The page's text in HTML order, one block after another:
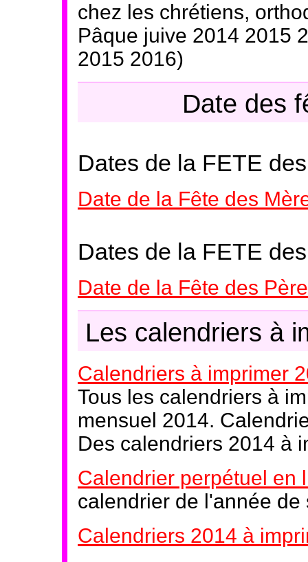
chez les chrétiens,
Pâque juive 2014 2015
2015 2016)
Date des
Dates de la FETE
Date de la Fête des
Dates de la FETE
Date de la Fête des
Les calendriers à
Calendriers à imprimer
Tous les calendriers à
mensuel 2014.
Des calendriers 2014 à
Calendrier perpétuel en
calendrier de l'année
Calendriers 2014 à